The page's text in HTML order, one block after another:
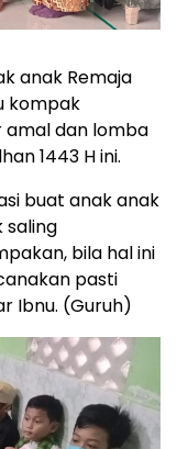
anak Remaja
kompak
amal dan lomba
1443 H ini.
buat anak anak
saling
bila hal ini
pasti
Ibnu. (Guruh)